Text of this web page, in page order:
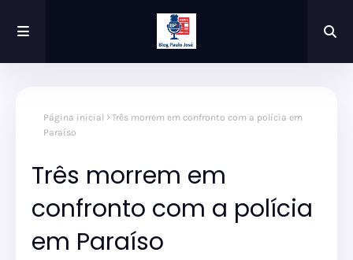
Página inicial
Três morrem em confronto com a polícia em
Paraíso
Três morrem em
confronto com a polícia
em Paraíso